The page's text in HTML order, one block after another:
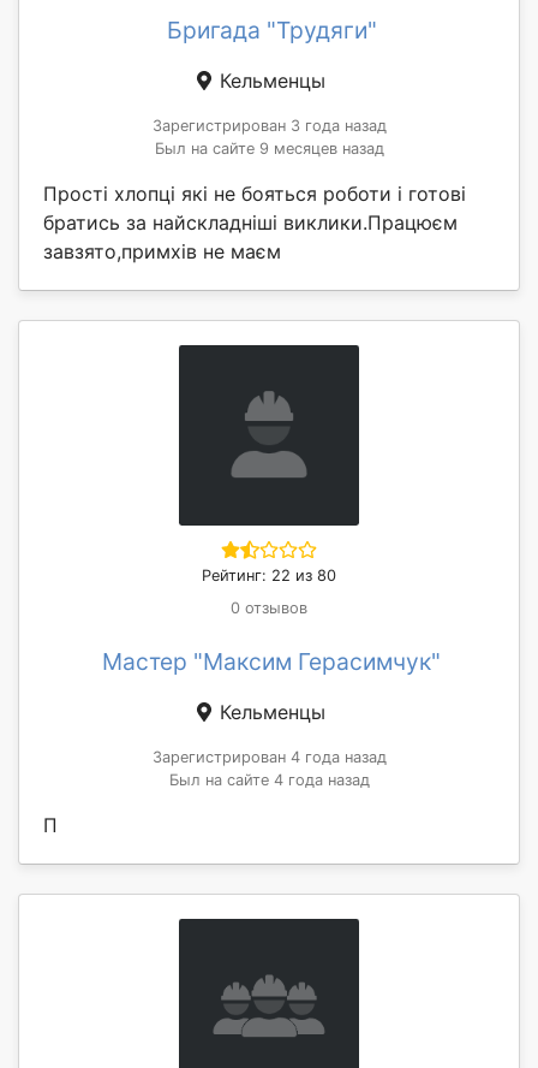
Бригада "Трудяги"
Кельменцы
Зарегистрирован 3 года назад
Был на сайте 9 месяцев назад
Прості хлопці які не бояться роботи і готові
братись за найскладніші виклики.Працюєм
завзято,примхів не маєм
Рейтинг: 22 из 80
0 отзывов
Мастер "Максим Герасимчук"
Кельменцы
Зарегистрирован 4 года назад
Был на сайте 4 года назад
П